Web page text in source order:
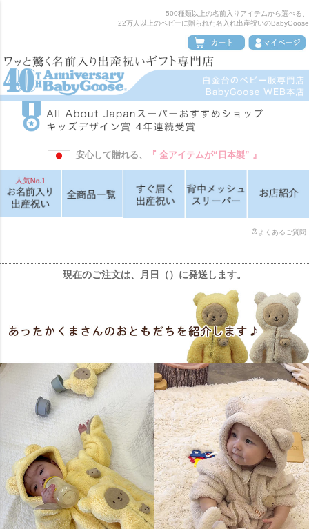
500種類以上の名前入りアイテムから選べる、
22万人以上のベビーに贈られた名入れ出産祝いのBabyGoose
安心して贈れる、 『 全アイテムが“日本製” 』
よくあるご質問
現在のご注文は、 月 日（）に発送します。